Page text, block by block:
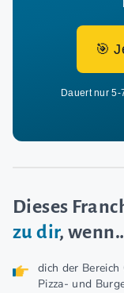
🎯
Dauert nur
Dieses
zu dir,
dich der
Pizza- und